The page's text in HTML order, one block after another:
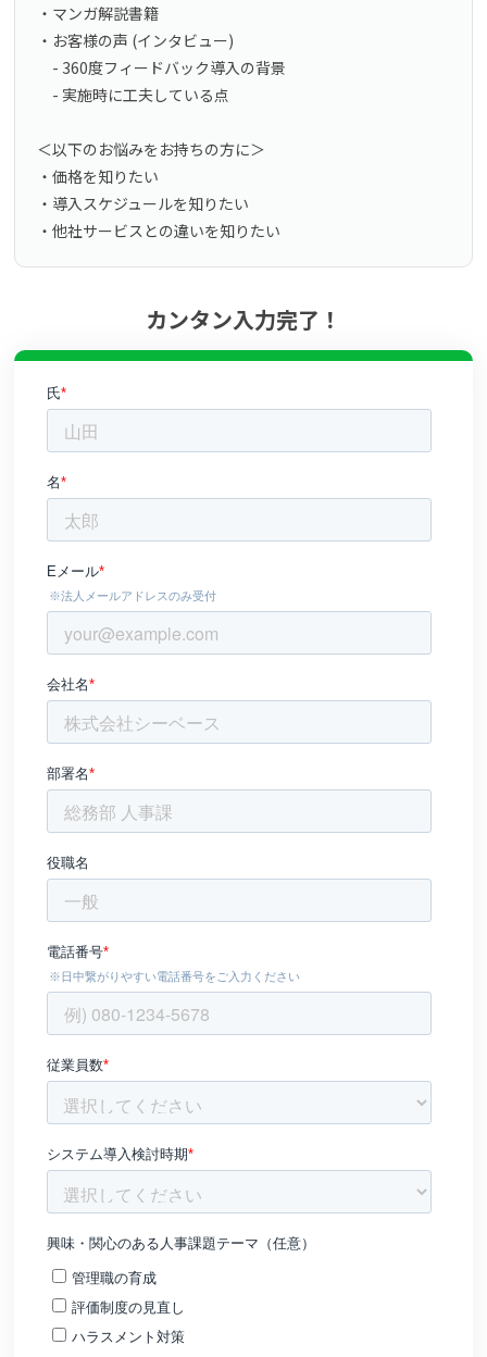
・マンガ解説書籍
・お客様の声 (インタビュー)
- 360度フィードバック導入の背景
- 実施時に工夫している点
＜以下のお悩みをお持ちの方に＞
・価格を知りたい
・導入スケジュールを知りたい
・他社サービスとの違いを知りたい
カンタン入力完了！